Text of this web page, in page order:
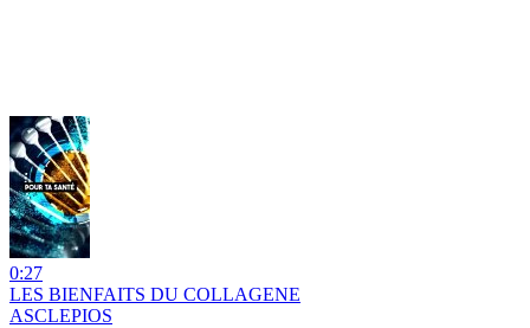
0:27
LES BIENFAITS DU COLLAGENE
ASCLEPIOS